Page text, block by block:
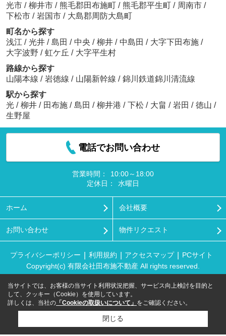
光市 / 柳井市 / 熊毛郡田布施町 / 熊毛郡平生町 / 周南市 /
下松市 / 岩国市 / 大島郡周防大島町
町名から探す
浅江 / 光井 / 島田 / 中央 / 柳井 / 中島田 / 大字下田布施 /
大字波野 / 虹ケ丘 / 大字平生村
路線から探す
山陽本線 / 岩徳線 / 山陽新幹線 / 錦川鉄道錦川清流線
駅から探す
光 / 柳井 / 田布施 / 島田 / 柳井港 / 下松 / 大畠 / 岩田 / 徳山 /
生野屋
電話でお問い合わせ
営業時間：
10:00～18:00
定休日：
水曜日
ホーム 会社概要
お問い合わせ 物件リクエスト
プライバシーポリシー 利用規約 アクセスマップ
PCサイト
Copyright(c) 有限会社田布施不動産 All rights reserved.
当サイトでは、お客様の当サイト利用状況把握、サービス向上検討を目的と
して、クッキー（Cookie）を使用しています。
詳しくは、当社の 「Cookieの取扱いについて」 をご確認ください。
閉じる